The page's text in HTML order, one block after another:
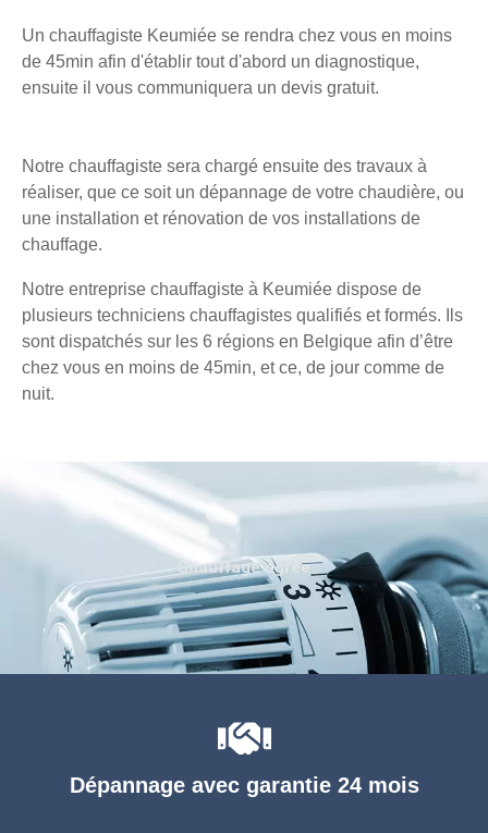
Un chauffagiste Keumiée se rendra chez vous en moins
de 45min afin d'établir tout d'abord un diagnostique,
ensuite il vous communiquera un devis gratuit.
Notre chauffagiste sera chargé ensuite des travaux à
réaliser, que ce soit un dépannage de votre chaudière, ou
une installation et rénovation de vos installations de
chauffage.
Notre entreprise chauffagiste à Keumiée dispose de
plusieurs techniciens chauffagistes qualifiés et formés. Ils
sont dispatchés sur les 6 régions en Belgique afin d’être
chez vous en moins de 45min, et ce, de jour comme de
nuit.
Dépannage avec garantie 24 mois
Chauffage agréé